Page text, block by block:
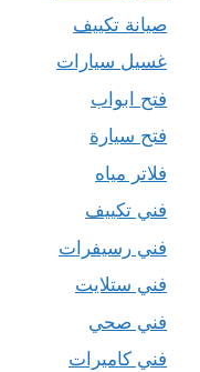
صيانة تكييف
غسيل سيارات
فتح ابواب
فتح سيارة
فلاتر مياه
فني تكييف
فني رسيفرات
فني ستلايت
فني صحي
فني كاميرات